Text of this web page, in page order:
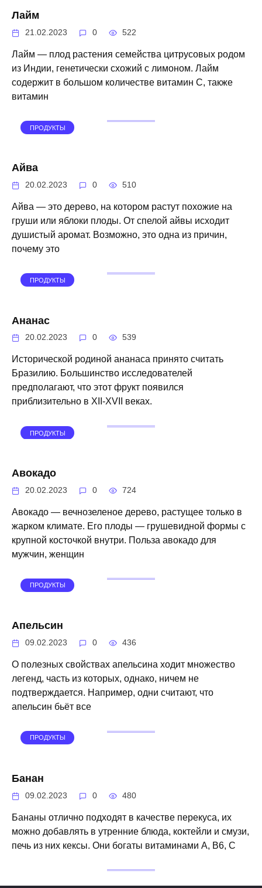
Лайм
21.02.2023 0 522
Лайм — плод растения семейства цитрусовых родом
из Индии, генетически схожий с лимоном. Лайм
содержит в большом количестве витамин С, также
витамин
ПРОДУКТЫ
Айва
20.02.2023 0 510
Айва — это дерево, на котором растут похожие на
груши или яблоки плоды. От спелой айвы исходит
душистый аромат. Возможно, это одна из причин,
почему это
ПРОДУКТЫ
Ананас
20.02.2023 0 539
Исторической родиной ананаса принято считать
Бразилию. Большинство исследователей
предполагают, что этот фрукт появился
приблизительно в XII-XVII веках.
ПРОДУКТЫ
Авокадо
20.02.2023 0 724
Авокадо — вечнозеленое дерево, растущее только в
жарком климате. Его плоды — грушевидной формы с
крупной косточкой внутри. Польза авокадо для
мужчин, женщин
ПРОДУКТЫ
Апельсин
09.02.2023 0 436
О полезных свойствах апельсина ходит множество
легенд, часть из которых, однако, ничем не
подтверждается. Например, одни считают, что
апельсин бьёт все
ПРОДУКТЫ
Банан
09.02.2023 0 480
Бананы отлично подходят в качестве перекуса, их
можно добавлять в утренние блюда, коктейли и смузи,
печь из них кексы. Они богаты витаминами А, В6, С